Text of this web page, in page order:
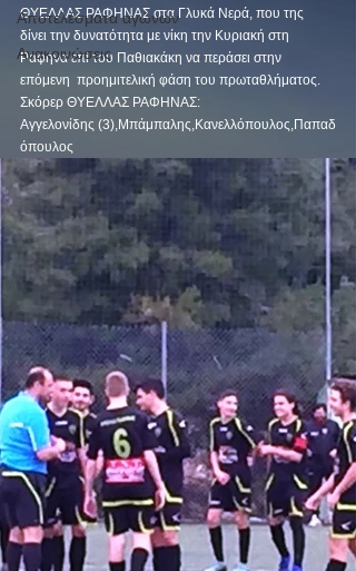
Αποτελέσματα αγώνων
Ανακοινώσεις
ΘΥΕΛΛΑΣ ΡΑΦΗΝΑΣ στα Γλυκά Νερά, που της
δίνει την δυνατότητα με νίκη την Κυριακή στη
Ραφήνα επί του Παθιακάκη να περάσει στην
επόμενη  προημιτελική φάση του πρωταθλήματος.
Σκόρερ ΘΥΕΛΛΑΣ ΡΑΦΗΝΑΣ:
Aγγελονίδης (3),Μπάμπαλης,Κανελλόπουλος,Παπαδ
όπουλος